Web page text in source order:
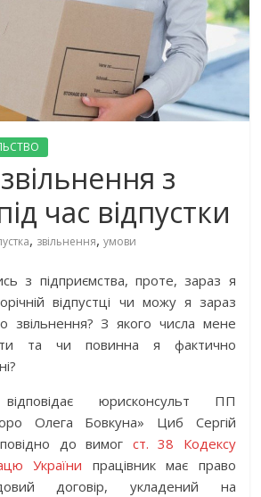
з
час відпустки
, звільнення,умови
з підприємства, проте, зараз я
відпустці чи можу я зараз
звільнення? З якого числа мене
та чи повинна я фактично
юрисконсульт ПП
Олега Бовкуна» Циб Сергій
до вимог ст. 38 Кодексу
України працівник має право
договір, укладений на